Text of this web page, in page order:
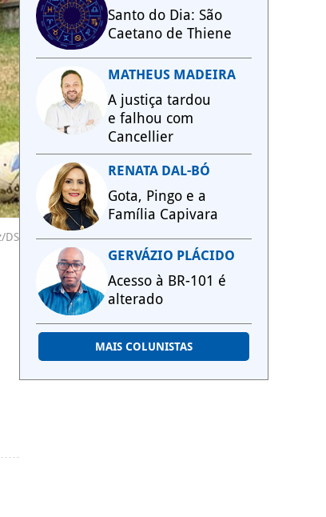
DS
Santo do Dia: São
Caetano de Thiene
MATHEUS MADEIRA
A justiça tardou
e falhou com
Cancellier
RENATA DAL-BÓ
Gota, Pingo e a
Família Capivara
GERVÁZIO PLÁCIDO
Acesso à BR-101 é
alterado
MAIS COLUNISTAS